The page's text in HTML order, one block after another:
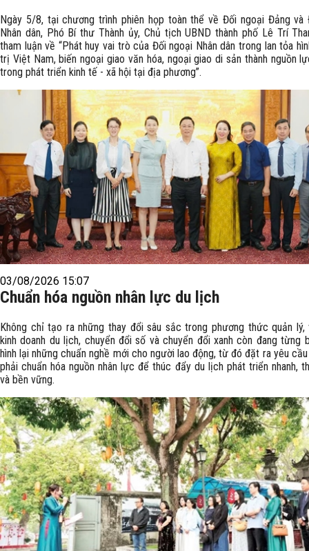
Ngày 5/8, tại chương trình phiên họp toàn thể về Đối ngoại Đảng và
Nhân dân, Phó Bí thư Thành ủy, Chủ tịch UBND thành phố Lê Trí
tham luận về “Phát huy vai trò của Đối ngoại Nhân dân trong lan tỏa
trị Việt Nam, biến ngoại giao văn hóa, ngoại giao di sản thành nguồn
trong phát triển kinh tế - xã hội tại địa phương”.
03/08/2026 15:07
Chuẩn hóa nguồn nhân lực du lịch
Không chỉ tạo ra những thay đổi sâu sắc trong phương thức quản lý,
kinh doanh du lịch, chuyển đổi số và chuyển đổi xanh còn đang từng
hình lại những chuẩn nghề mới cho người lao động, từ đó đặt ra yêu
phải chuẩn hóa nguồn nhân lực để thúc đẩy du lịch phát triển nhanh,
và bền vững.